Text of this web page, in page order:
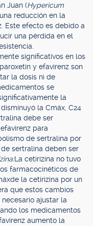
Juan (Hypericum
reducción en la
Este efecto es debido a
una pérdida en el
significativos en los
y efavirenz son
la dosis ni de
se
la
la Cmáx, C24
debe ser
para
de sertralina por
sertralina deben ser
La cetirizina no tuvo
farmacocinéticos de
la cetirizina por un
que estos cambios
ajustar la
los medicamentos
aumento la